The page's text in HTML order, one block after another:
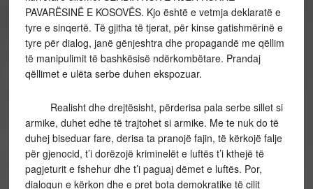
PAVARËSINË E KOSOVËS. Kjo është e vetmja deklaratë e
tyre e sinqertë. Të gjitha të tjerat, për kinse gatishmërinë e
tyre për dialog, janë gënjeshtra dhe propagandë me qëllim
të manipulimit të bashkësisë ndërkombëtare. Prandaj
qëllimet e ulëta serbe duhen ekspozuar.
Realisht dhe drejtësisht, përderisa pala serbe sillet si
armike, duhet edhe të trajtohet si armike. Me te nuk do të
duhej biseduar fare, derisa ta pranojë fajin, të kërkojë falje
për gjenocid, t’i dorëzojë kriminelët e luftës t’i kthejë të
pagjeturit e fshehur dhe t’i paguaj dëmet e luftës. Por,
dialogun e kërkon dhe e pret bota demokratike të cilit